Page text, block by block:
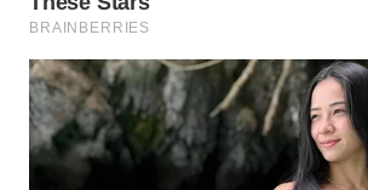
CO ID
WAHANANEWS
NET
WAHANA